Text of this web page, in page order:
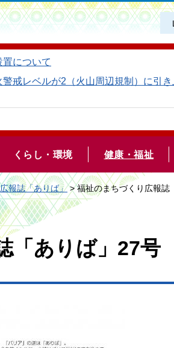
について
戒レベルが2（火山周辺規制）に引
くらし・環境 健康・福祉
広報誌「ありば」> 福祉のまちづくり広報誌
「ありば」27号